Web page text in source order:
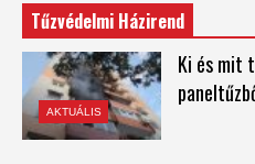
Tűzvédelmi Házirend
AKTUÁLIS
Ki és mit